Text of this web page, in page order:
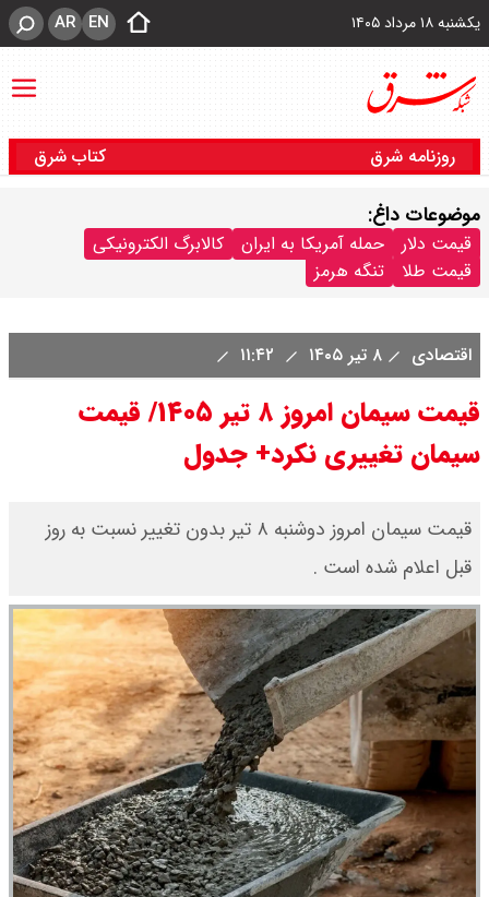
یکشنبه ۱۸ مرداد ۱۴۰۵ EN
AR
روزنامه شرق کتاب شرق
موضوعات داغ:
قیمت دلار حمله آمریکا به ایران
کالابرگ الکترونیکی
قیمت طلا
تنگه هرمز
اقتصادی ۸ تیر ۱۴۰۵
قیمت سیمان امروز ۸ تیر ۱۴۰۵/ قیمت
سیمان تغییری نکرد+ جدول
قیمت سیمان امروز دوشنبه ۸ تیر بدون تغییر نسبت به روز
قبل اعلام شده است .